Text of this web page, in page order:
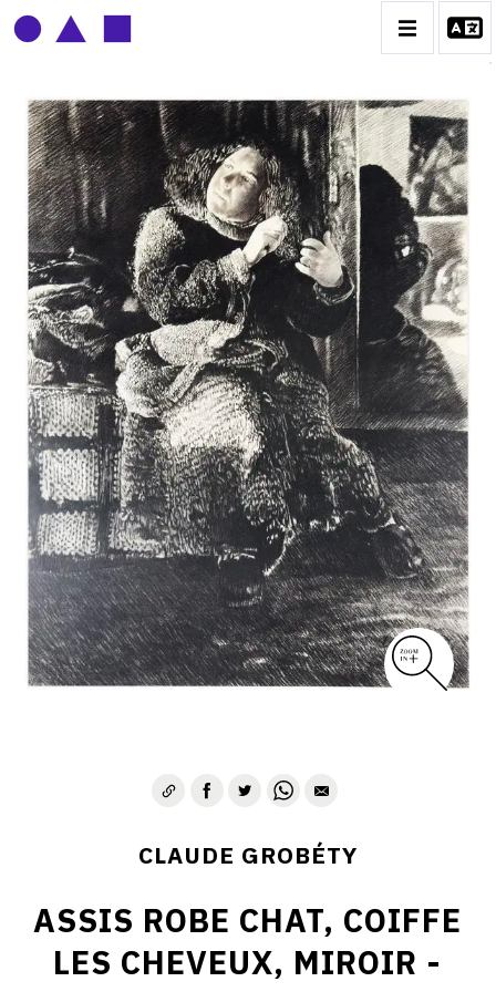
CLAUDE GROBÉTY
BIOGRAPHIE
CATALOGUE DES OEUVRES
CONTACT
CLAUDE GROBÉTY
ASSIS ROBE CHAT, COIFFE
LES CHEVEUX, MIROIR -